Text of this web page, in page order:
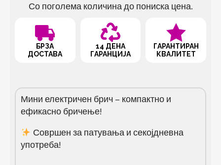
Со поголема количина до пониска цена.
БРЗА
ДОСТАВА
14 ДЕНА
ГАРАНЦИЈА
ГАРАНТИРАН
КВАЛИТЕТ
Мини електричен брич – компактно и
ефикасно бричење!
Совршен за патувања и секојдневна
употреба!